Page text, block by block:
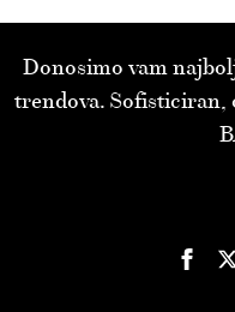
Donosimo vam
trendova. Sofisticiran,